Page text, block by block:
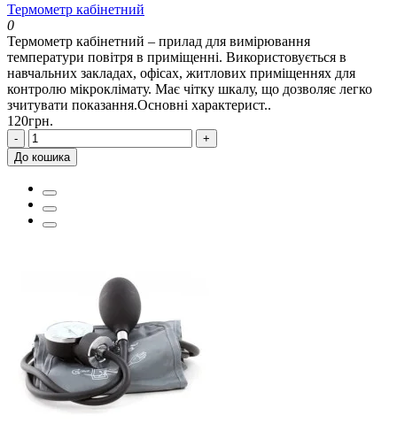
Термометр кабінетний
0
Термометр кабінетний – прилад для вимірювання
температури повітря в приміщенні. Використовується в
навчальних закладах, офісах, житлових приміщеннях для
контролю мікроклімату. Має чітку шкалу, що дозволяє легко
зчитувати показання.Основні характерист..
120грн.
-
+
До кошика